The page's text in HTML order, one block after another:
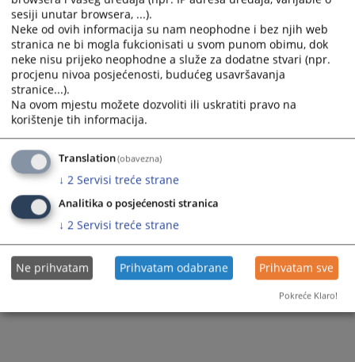
sesiji unutar browsera, ...).
Neke od ovih informacija su nam neophodne i bez njih web
stranica ne bi mogla fukcionisati u svom punom obimu, dok
neke nisu prijeko neophodne a služe za dodatne stvari (npr.
procjenu nivoa posjećenosti, budućeg usavršavanja
stranice...).
Na ovom mjestu možete dozvoliti ili uskratiti pravo na
korištenje tih informacija.
Translation(obavezna)
↓ 2 Servisi treće strane
Analitika o posjećenosti stranica
↓ 2 Servisi treće strane
Ne prihvatam Prihvatam odabrane Prihvatam sve
Pokreće Klaro!